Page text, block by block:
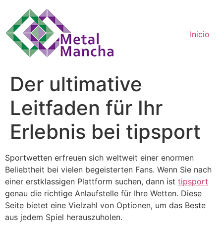
contenido
Inicio
Der ultimative
Leitfaden für Ihr
Erlebnis bei tipsport
Sportwetten erfreuen sich weltweit einer enormen
Beliebtheit bei vielen begeisterten Fans. Wenn Sie nach
einer erstklassigen Plattform suchen, dann ist tipsport
genau die richtige Anlaufstelle für Ihre Wetten. Diese
Seite bietet eine Vielzahl von Optionen, um das Beste
aus jedem Spiel herauszuholen.